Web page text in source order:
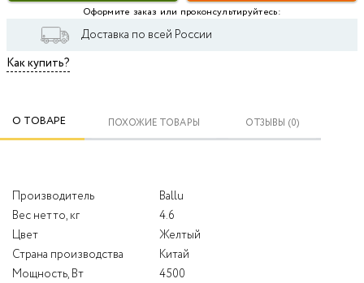
Оформите заказ или проконсультируйтесь:
Доставка по всей России
Как купить?
О ТОВАРЕ ПОХОЖИЕ ТОВАРЫ ОТЗЫВЫ (0)
Производитель
Ballu
Вес нетто, кг
4.6
Цвет
Желтый
Страна производства
Китай
Мощность, Вт
4500